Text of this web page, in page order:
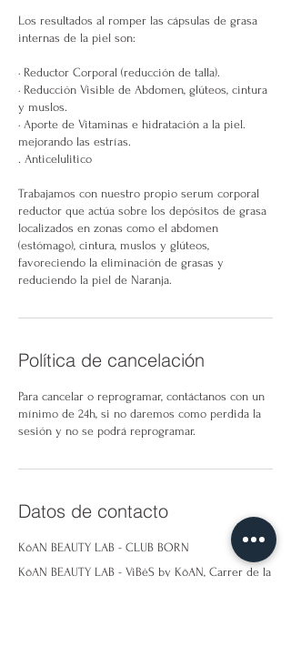
Los resultados al romper las cápsulas de grasa
internas de la piel son:
· Reductor Corporal (reducción de talla).
· Reducción Visible de Abdomen, glúteos, cintura
y muslos.
· Aporte de Vitaminas e hidratación a la piel.
mejorando las estrías.
. Anticelulitico
Trabajamos con nuestro propio serum corporal
reductor que actúa sobre los depósitos de grasa
localizados en zonas como el abdomen
(estómago), cintura, muslos y glúteos,
favoreciendo la eliminación de grasas y
Política de cancelación
Para cancelar o reprogramar, contáctanos con un
mínimo de 24h, si no daremos como perdida la
sesión y no se podrá reprogramar.
Datos de contacto
KōAN BEAUTY LAB - CLUB BORN
KōAN BEAUTY LAB - ViBėS by KōAN, Carrer de la